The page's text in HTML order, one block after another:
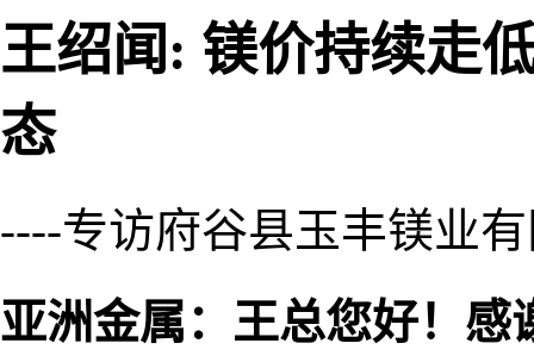
王绍闻: 镁价持续走
态
----专访府谷县玉丰镁业
亚洲金属：王总您好！感